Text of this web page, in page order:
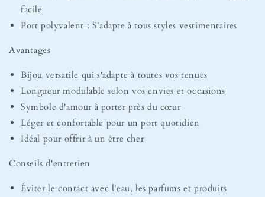
facile
Port polyvalent : S'adapte à tous styles vestimentaires
Avantages
Bijou versatile qui s'adapte à toutes vos tenues
Longueur modulable selon vos envies et occasions
Symbole d'amour à porter près du cœur
Léger et confortable pour un port quotidien
Idéal pour offrir à un être cher
Conseils d'entretien
Éviter le contact avec l'eau, les parfums et produits